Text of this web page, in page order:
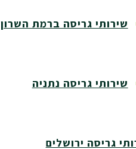
שירותי גריסה ברמת השרון
שירותי גריסה נתניה
גריסה ירושלים